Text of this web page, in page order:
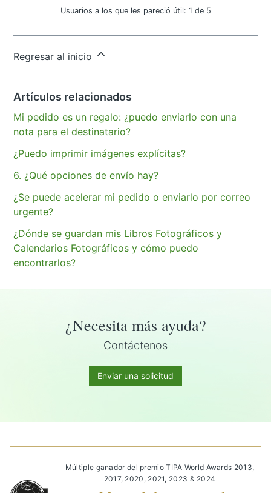
Usuarios a los que les pareció útil: 1 de 5
Regresar al inicio
Artículos relacionados
Mi pedido es un regalo: ¿puedo enviarlo con una
nota para el destinatario?
¿Puedo imprimir imágenes explícitas?
6. ¿Qué opciones de envío hay?
¿Se puede acelerar mi pedido o enviarlo por correo
urgente?
¿Dónde se guardan mis Libros Fotográficos y
Calendarios Fotográficos y cómo puedo
encontrarlos?
¿Necesita más ayuda?
Contáctenos
Enviar una solicitud
Múltiple ganador del premio TIPA World Awards 2013,
2017, 2020, 2021, 2023 & 2024